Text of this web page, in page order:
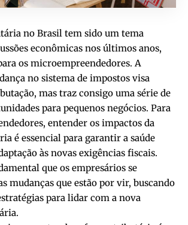
no Brasil tem sido um tema
econômicas nos últimos anos,
os microempreendedores. A
no sistema de impostos visa
mas traz consigo uma série de
para pequenos negócios. Para
entender os impactos da
é essencial para garantir a saúde
às novas exigências fiscais.
que os empresários se
mudanças que estão por vir, buscando
para lidar com a nova